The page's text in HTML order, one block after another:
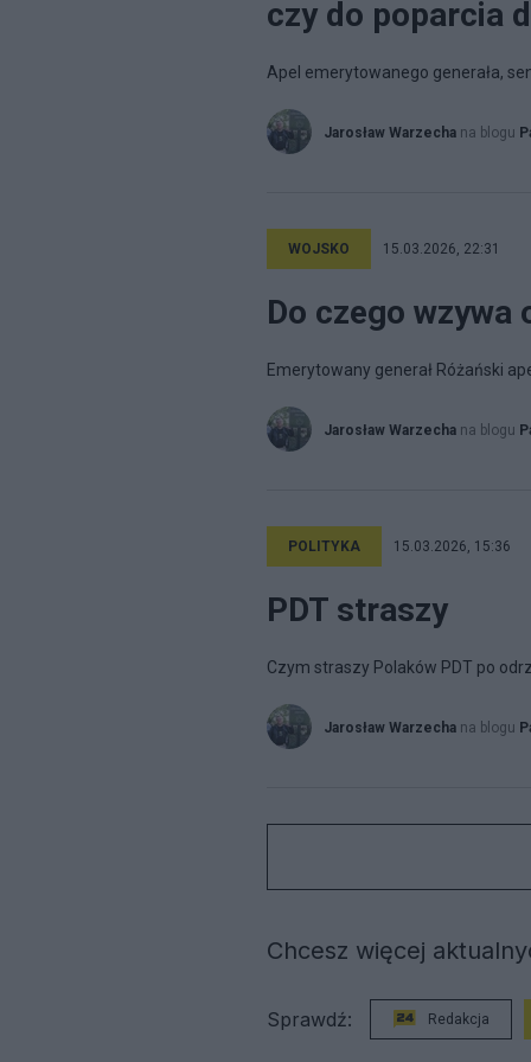
czy do poparcia
Apel emerytowanego generała,
Jarosław Warzecha na blogu
WOJSKO 15.03.2026, 22:31
Do czego
Emerytowany generał Różański
Jarosław Warzecha na blogu
POLITYKA 15.03.2026, 15:36
PDT straszy
Czym straszy Polaków PDT po
Jarosław Warzecha na blogu
Chcesz więcej
Sprawdź: Redakcja